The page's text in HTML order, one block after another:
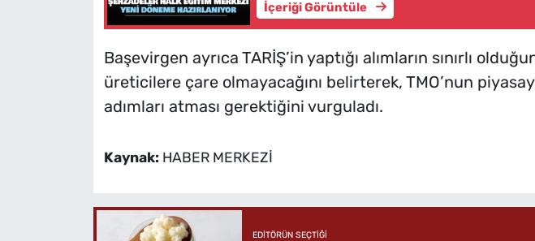
İçeriği Görüntüle
Başevirgen ayrıca TARİŞ’in yaptığı alımların sınırlı
üreticilere çare olmayacağını belirterek, TMO’nun
adımları atması gerektiğini vurguladı.
Kaynak: HABER MERKEZİ
EDITÖRÜN SEÇTIĞI